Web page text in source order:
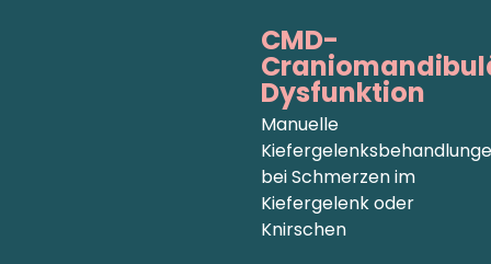
CMD-
Dysfunktion
Manuelle
bei Schmerzen im
Kiefergelenk oder
Knirschen